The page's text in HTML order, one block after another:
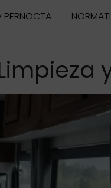
PERNOCTA